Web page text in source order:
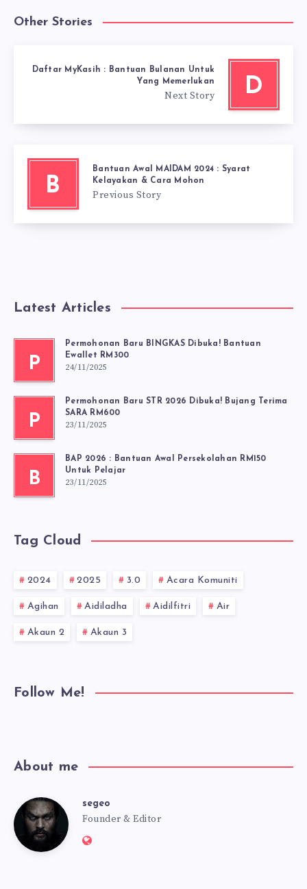
Other Stories
D
Daftar MyKasih : Bantuan Bulanan Untuk
Yang Memerlukan
Next Story
B
Bantuan Awal MAIDAM 2024 : Syarat
Kelayakan & Cara Mohon
Previous Story
Latest Articles
P
Permohonan Baru BINGKAS Dibuka! Bantuan
Ewallet RM300
24/11/2025
P
Permohonan Baru STR 2026 Dibuka! Bujang Terima
SARA RM600
23/11/2025
B
BAP 2026 : Bantuan Awal Persekolahan RM150
Untuk Pelajar
23/11/2025
Tag Cloud
2024 2025 3.0 Acara Komuniti
Agihan Aidiladha Aidilfitri Air
Akaun 2 Akaun 3
Follow Me!
About me
segeo segeo
Founder & Editor
Website: